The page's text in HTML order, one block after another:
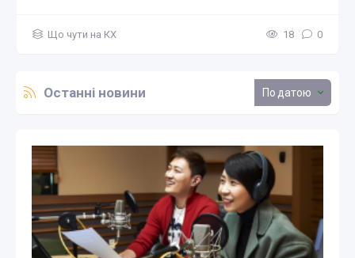
Що чути на КХ 18 0
Останні новини датою